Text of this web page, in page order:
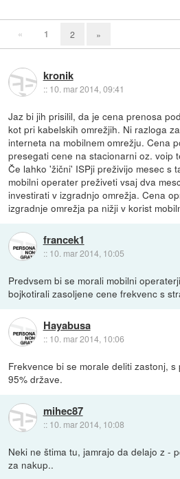
« 1 2 »
kronik
:: 10. mar 2014, 09:41
Jaz bi jih prisilil, da je cena prenosa
kot pri kabelskih omrežjih. Ni razloga
interneta na mobilnem omrežju. Cena
presegati cene na stacionarni oz. voip
Če lahko 'žični' ISPji preživijo mesec s
mobilni operater preživeti vsaj dva
investirati v izgradnjo omrežja. Cena
izgradnje omrežja pa nižji v korist
francek1
:: 10. mar 2014, 10:05
Predvsem bi se morali mobilni
bojkotirali zasoljene cene frekvenc s
Hayabusa
:: 10. mar 2014, 10:06
Frekvence bi se morale deliti zastonj,
95% države.
mihec87
:: 10. mar 2014, 10:08
Neki ne štima tu, jamrajo da delajo z -
za nakup..